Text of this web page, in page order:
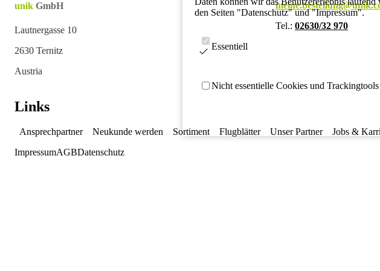
den Seiten "Datenschutz" und "Impressum".
Essentiell
Nicht essentielle Cookies und Trackingtools
unik GmbH
Lautnergasse 10
2630 Ternitz
Austria
Tel.: 02630/32 970
Links
Ansprechpartner Neukunde werden Sortiment Flugblätter Unser Partner Jobs &
ImpressumAGBDatenschutz